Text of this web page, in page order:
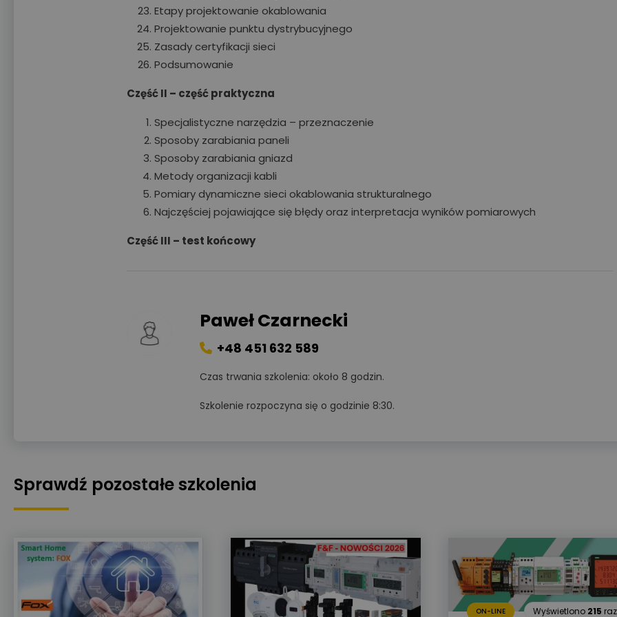
Etapy projektowanie okablowania
Projektowanie punktu dystrybucyjnego
Zasady certyfikacji sieci
Podsumowanie
Część II – część praktyczna
Specjalistyczne narzędzia – przeznaczenie
Sposoby zarabiania paneli
Sposoby zarabiania gniazd
Metody organizacji kabli
Pomiary dynamiczne sieci okablowania strukturalnego
Najczęściej pojawiające się błędy oraz interpretacja wyników pomiarowych
Część III – test końcowy
Paweł Czarnecki
+48 451 632 589
Czas trwania szkolenia: około 8 godzin.
Szkolenie rozpoczyna się o godzinie 8:30.
Sprawdź pozostałe szkolenia
ON-LINE Wyświetlono 215
Automatyka
Organizator:Zamel Sp. z o. o.
Certyfikat: Nie
Cena:udział bezpłatny